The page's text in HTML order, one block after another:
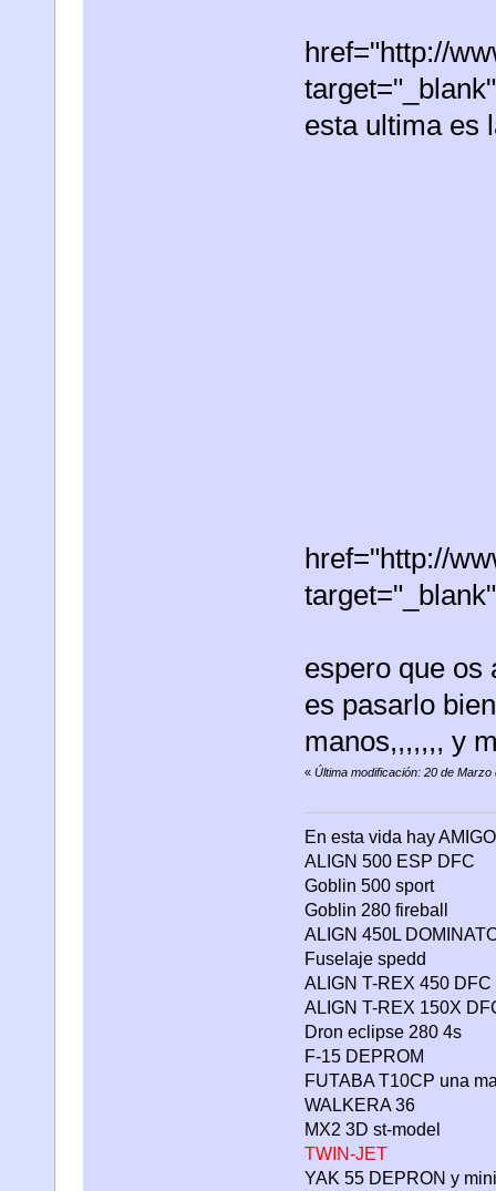
href="http://
esta ultima es
href="http://
espero que os
es pasarlo
manos,,,,,,, y
« Última modificación: 20 de
En esta vida hay
ALIGN 500 ESP DFC
Goblin 500 sport
Goblin 280 fireball
ALIGN 450L
Fuselaje spedd
ALIGN T-REX 450 DFC
ALIGN T-REX 150X
Dron eclipse 280 4s
F-15 DEPROM
FUTABA T10CP una
WALKERA 36
MX2 3D st-model
TWIN-JET
YAK 55 DEPRON y